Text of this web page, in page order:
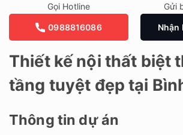
Thiết kế nội thất biệt
tầng tuyệt đẹp tại
Thông tin dự án
Gọi Hotline
0988816086
Gửi
Nhận